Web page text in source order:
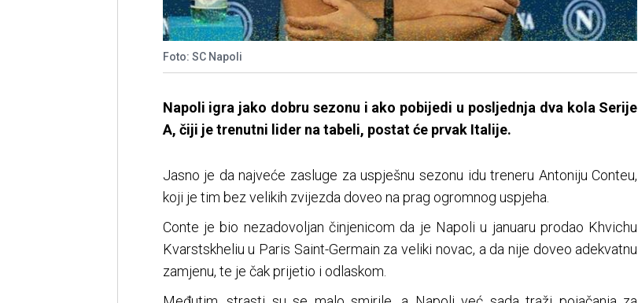
Foto: SC Napoli
Napoli igra jako dobru sezonu i ako pobijedi u posljednja dva kola Serije
A, čiji je trenutni lider na tabeli, postat će prvak Italije.
Jasno je da najveće zasluge za uspješnu sezonu idu treneru Antoniju Conteu,
koji je tim bez velikih zvijezda doveo na prag ogromnog uspjeha.
Conte je bio nezadovoljan činjenicom da je Napoli u januaru prodao Khvichu
Kvarstskheliu u Paris Saint-Germain za veliki novac, a da nije doveo adekvatnu
zamjenu, te je čak prijetio i odlaskom.